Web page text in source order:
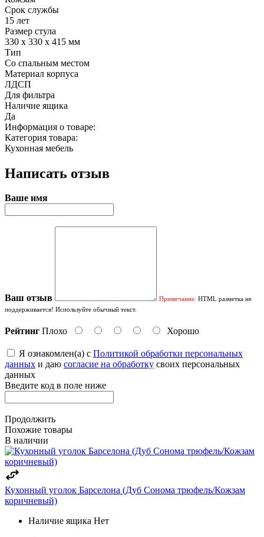
Срок службы
15 лет
Размер стула
330 х 330 х 415 мм
Тип
Со спальным местом
Материал корпуса
ЛДСП
Для фильтра
Наличие ящика
Да
Информация о товаре:
Категория товара:
Кухонная мебель
Написать отзыв
Ваше имя
Ваш отзыв Примечание: HTML разметка не
поддерживается! Используйте обычный текст.
Рейтинг Плохо Хорошо
Я ознакомлен(а) с Политикой обработки персональных
данных и даю согласие на обработку своих персональных
данных
Введите код в поле ниже
Продолжить
Похожие товары
В наличии
Кухонный уголок Барселона (Дуб Сонома трюфель/Кожзам
коричневый)
Наличие ящика Нет